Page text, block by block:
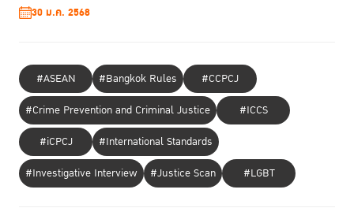
ป้องกันอาชญากรรมและกระบวนการยุติธรรมทางอาญา UNODC กล่าวในพิธี
“การให้ความช่วยเหลือทางกฎหมายไม่ได้เป็นเพียงสิ่งที่ถูก
ต้องที่จะทำเท่านั้น แต่ยังเป็นสิ่งที่ฉลาดที่จะทำด้วย เพราะเป็น
รากฐานทางสิทธิมนุษยชนที่จะส่งเสริมการพัฒนาทั้งด้าน
เศรษฐกิจและสังคม การให้ความช่วยเหลือทางกฎหมายแก่ผู้
ที่จำเป็นต้องได้รับบริการทางกฎหมาย ช่วยให้เราป้องกันไม่ให้
ปัญหาบานปลาย ลดความเหลื่อมล้ำเชิงโครงสร้าง และส่ง
เสริมความเท่าเทียม”
30 ม.ค. 2568
#ASEAN #Bangkok Rules
#CCPCJ
#Crime Prevention and Criminal Justice
#ICCS
#iCPCJ
#International Standards
#Investigative Interview
#Justice Scan #LGBT